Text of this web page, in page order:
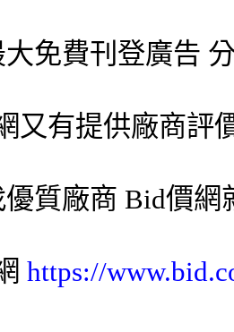
大免費刊登廣告
又有提供廠商評
質廠商 Bid價網
https://